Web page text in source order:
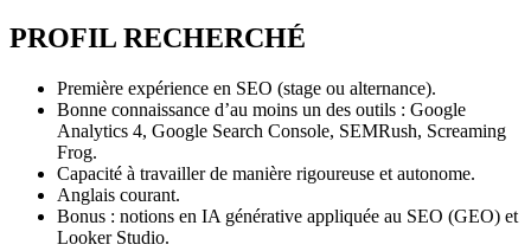
PROFIL RECHERCHÉ
Première expérience en SEO (stage ou alternance).
Bonne connaissance d’au moins un des outils : Google
Analytics 4, Google Search Console, SEMRush, Screaming
Frog.
Capacité à travailler de manière rigoureuse et autonome.
Anglais courant.
Bonus : notions en IA générative appliquée au SEO (GEO) et
Looker Studio.